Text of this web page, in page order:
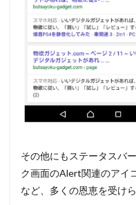
その他にもステータスバ
ク画面のAlert関連のアイ
など、多くの恩恵を受け